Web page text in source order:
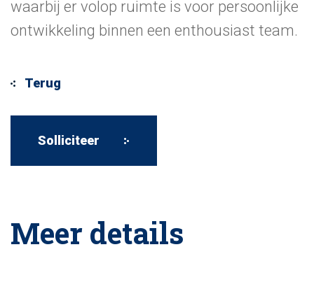
waarbij er volop ruimte is voor persoonlijke
ontwikkeling binnen een enthousiast team.
Meer details